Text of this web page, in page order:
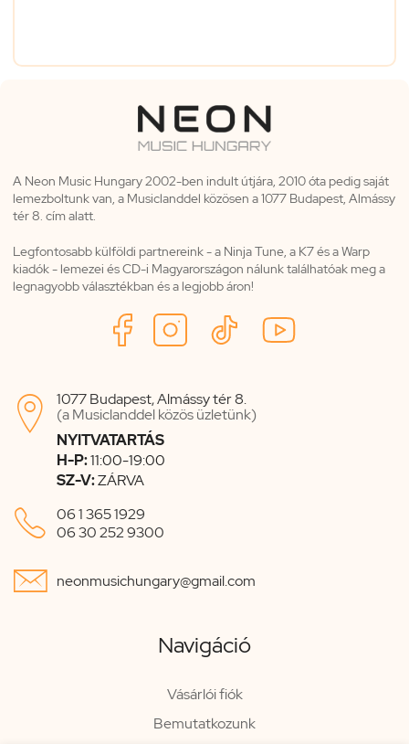
A Neon Music Hungary 2002-ben indult útjára, 2010 óta pedig saját
lemezboltunk van, a Musiclanddel közösen a 1077 Budapest, Almássy
tér 8. cím alatt.
Legfontosabb külföldi partnereink - a Ninja Tune, a K7 és a Warp
kiadók - lemezei és CD-i Magyarországon nálunk találhatóak meg a
legnagyobb választékban és a legjobb áron!

1077 Budapest, Almássy tér 8.
(a Musiclanddel közös üzletünk)
NYITVATARTÁS
H-P:11:00-19:00
SZ-V:ZÁRVA
 06 1 365 1929
06 30 252 9300
 neonmusichungary@gmail.com
Navigáció
Vásárlói fiók
Bemutatkozunk